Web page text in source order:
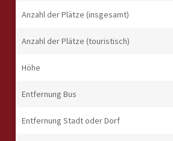
Anzahl der Plätze (insgesamt)
Anzahl der Plätze (touristisch)
Höhe
Entfernung Bus
Entfernung Stadt oder Dorf